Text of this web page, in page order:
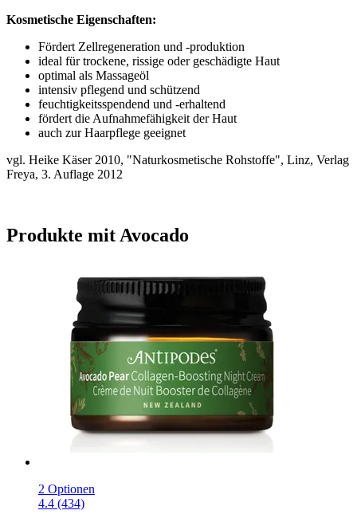
Kosmetische Eigenschaften:
Fördert Zellregeneration und -produktion
ideal für trockene, rissige oder geschädigte Haut
optimal als Massageöl
intensiv pflegend und schützend
feuchtigkeitsspendend und -erhaltend
fördert die Aufnahmefähigkeit der Haut
auch zur Haarpflege geeignet
vgl. Heike Käser 2010, "Naturkosmetische Rohstoffe", Linz, Verlag
Freya, 3. Auflage 2012
Produkte mit Avocado
2 Optionen
4.4 (434)